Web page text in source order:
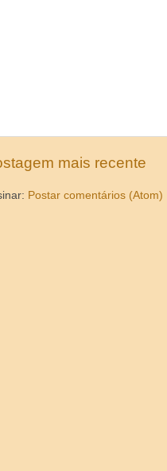
mais recente
Postar comentários (Atom)